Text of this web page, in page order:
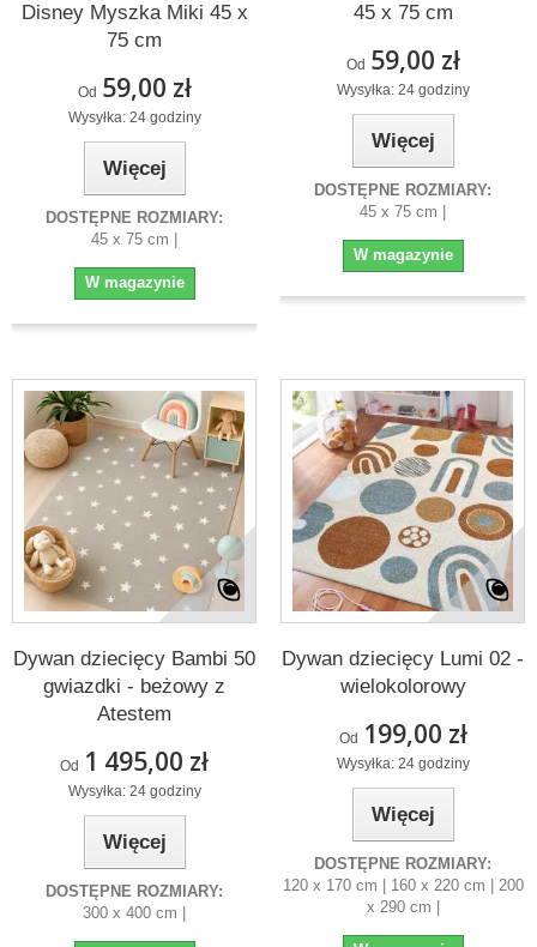
Disney Myszka Miki 45 x
75 cm
Od 59,00 zł
Wysyłka: 24 godziny
Więcej
DOSTĘPNE ROZMIARY:
45 x 75 cm |
W magazynie
45 x 75 cm
Od 59,00 zł
Wysyłka: 24 godziny
Więcej
DOSTĘPNE ROZMIARY:
45 x 75 cm |
W magazynie
Dywan dziecięcy Bambi 50
gwiazdki - beżowy z
Atestem
Od 1 495,00 zł
Wysyłka: 24 godziny
Więcej
DOSTĘPNE ROZMIARY:
300 x 400 cm |
Dywan dziecięcy Lumi 02 -
wielokolorowy
Od 199,00 zł
Wysyłka: 24 godziny
Więcej
DOSTĘPNE ROZMIARY:
120 x 170 cm | 160 x 220 cm | 200
x 290 cm |